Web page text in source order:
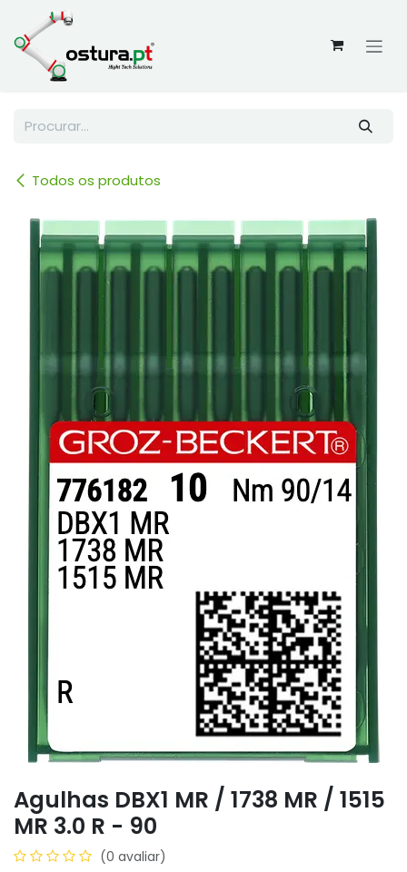
Skip to Content
Todos os produtos
Agulhas DBX1 MR / 1738 MR / 1515
MR 3.0 R - 90
(0 avaliar)